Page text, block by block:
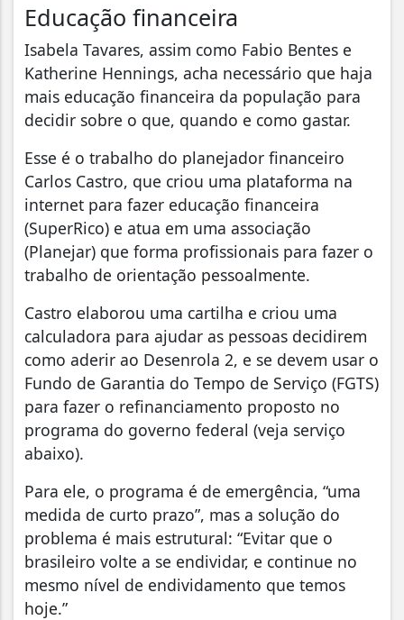
Educação financeira
Isabela Tavares, assim como Fabio Bentes e
Katherine Hennings, acha necessário que haja
mais educação financeira da população para
decidir sobre o que, quando e como gastar.
Esse é o trabalho do planejador financeiro
Carlos Castro, que criou uma plataforma na
internet para fazer educação financeira
(SuperRico) e atua em uma associação
(Planejar) que forma profissionais para fazer o
trabalho de orientação pessoalmente.
Castro elaborou uma cartilha e criou uma
calculadora para ajudar as pessoas decidirem
como aderir ao Desenrola 2, e se devem usar o
Fundo de Garantia do Tempo de Serviço (FGTS)
para fazer o refinanciamento proposto no
programa do governo federal (veja serviço
abaixo).
Para ele, o programa é de emergência, “uma
medida de curto prazo”, mas a solução do
problema é mais estrutural: “Evitar que o
brasileiro volte a se endividar, e continue no
mesmo nível de endividamento que temos
hoje.”